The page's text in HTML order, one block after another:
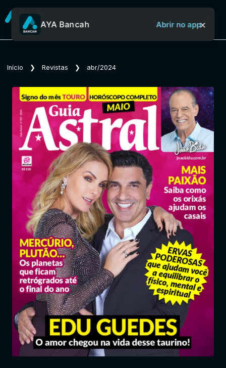
Sobre o Aya Bancah
Início
Revistas
Jornais
Notícias
Entrar
AYA Bancah Abrir no app×
Início ❯ Revistas ❯ abr/2024